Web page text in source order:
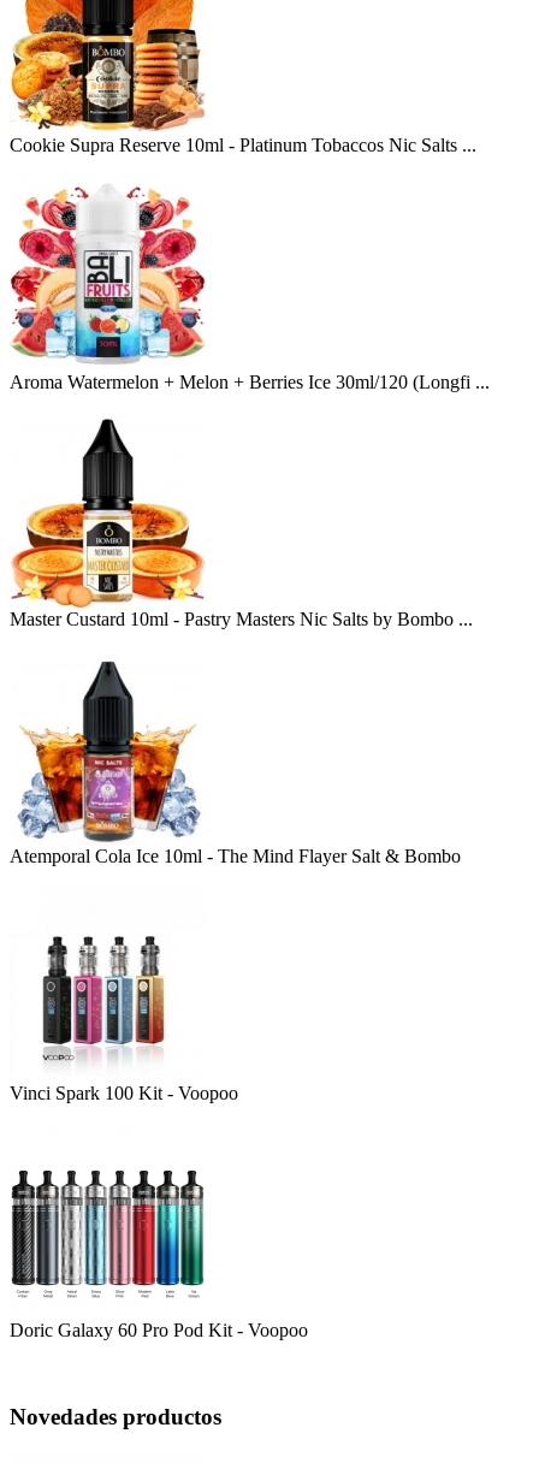
Cookie Supra Reserve 10ml - Platinum Tobaccos Nic Salts ...
Aroma Watermelon + Melon + Berries Ice 30ml/120 (Longfi ...
Master Custard 10ml - Pastry Masters Nic Salts by Bombo ...
Atemporal Cola Ice 10ml - The Mind Flayer Salt & Bombo
Vinci Spark 100 Kit - Voopoo
Doric Galaxy 60 Pro Pod Kit - Voopoo
Novedades productos